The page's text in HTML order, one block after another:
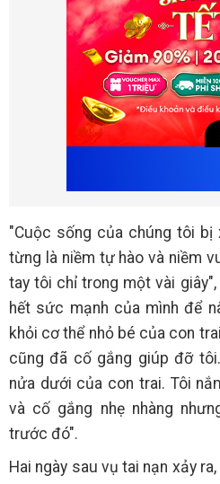
"Cuộc sống của chúng tôi
từng là niềm tự hào và niềm
tay tôi chỉ trong một vài
hết sức mạnh của mình để
khỏi cơ thể nhỏ bé của con
cũng đã cố gắng giúp đỡ
nửa dưới của con trai. Tôi
và cố gắng nhẹ nhàng
trước đó".
Hai ngày sau vụ tai nạn xảy